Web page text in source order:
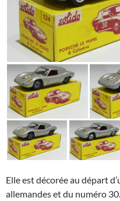
Elle est décorée au départ
allemandes et du numéro